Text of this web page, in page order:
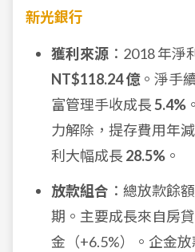
新光銀行
獲利來源 ：2018 年淨
NT$118.24 億。淨手
富管理手收成長5.4%
力解除，提存費用年減
利大幅成長 28.5% 。
放款組合 ：總放款餘
期。主要成長來自房
金（+6.5%）。企金